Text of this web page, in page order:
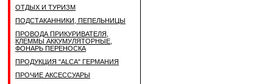
ОТДЫХ И ТУРИЗМ
ПОДСТАКАННИКИ, ПЕПЕЛЬНИЦЫ
ПРОВОДА ПРИКУРИВАТЕЛЯ,
КЛЕММЫ АККУМУЛЯТОРНЫЕ,
ФОНАРЬ ПЕРЕНОСКА
ПРОДУКЦИЯ "ALCA" ГЕРМАНИЯ
ПРОЧИЕ АКСЕССУАРЫ